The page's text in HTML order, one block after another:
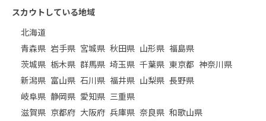
スカウトしている地域
北海道
青森県 岩手県 宮城県 秋田県 山形県 福島県
茨城県 栃木県 群馬県 埼玉県 千葉県 東京都 神奈川県
新潟県 富山県 石川県 福井県 山梨県 長野県
岐阜県 静岡県 愛知県 三重県
滋賀県 京都府 大阪府 兵庫県 奈良県 和歌山県